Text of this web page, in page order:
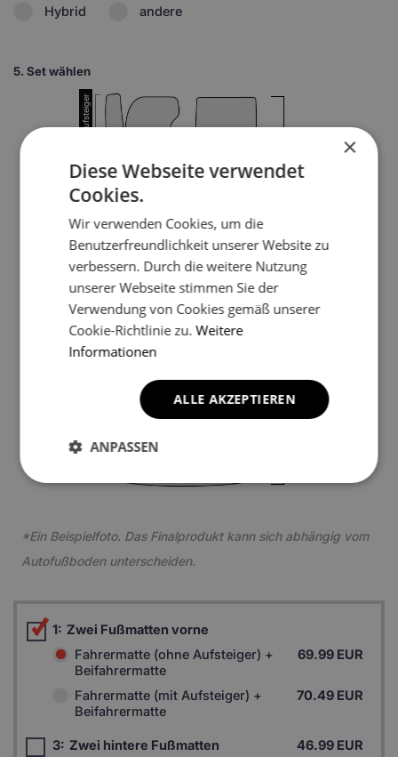
Hybrid andere
5. Set wählen
3
5
*Ein Beispielfoto. Das Finalprodukt kann sich abhängig vom
Autofußboden unterscheiden.
1: Zwei Fußmatten vorne
Fahrermatte (ohne Aufsteiger) +
Beifahrermatte
69.99 EUR
Fahrermatte (mit Aufsteiger) +
Beifahrermatte
70.49 EUR
3: Zwei hintere Fußmatten 46.99 EUR
×
Diese Webseite verwendet
Cookies.
Wir verwenden Cookies, um die
Benutzerfreundlichkeit unserer Website zu
verbessern. Durch die weitere Nutzung
unserer Webseite stimmen Sie der
Verwendung von Cookies gemäß unserer
Cookie-Richtlinie zu.Weitere
Informationen
ALLE AKZEPTIEREN
ANPASSEN